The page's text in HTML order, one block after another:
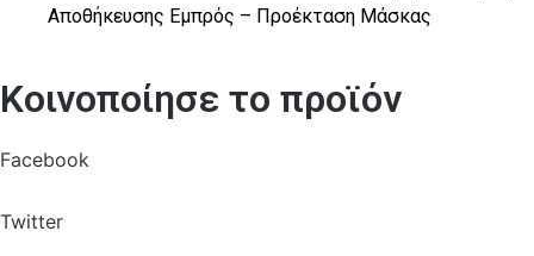
Αποθήκευσης Εμπρός – Προέκταση Μάσκας
Κοινοποίησε το προϊόν
Facebook
Twitter